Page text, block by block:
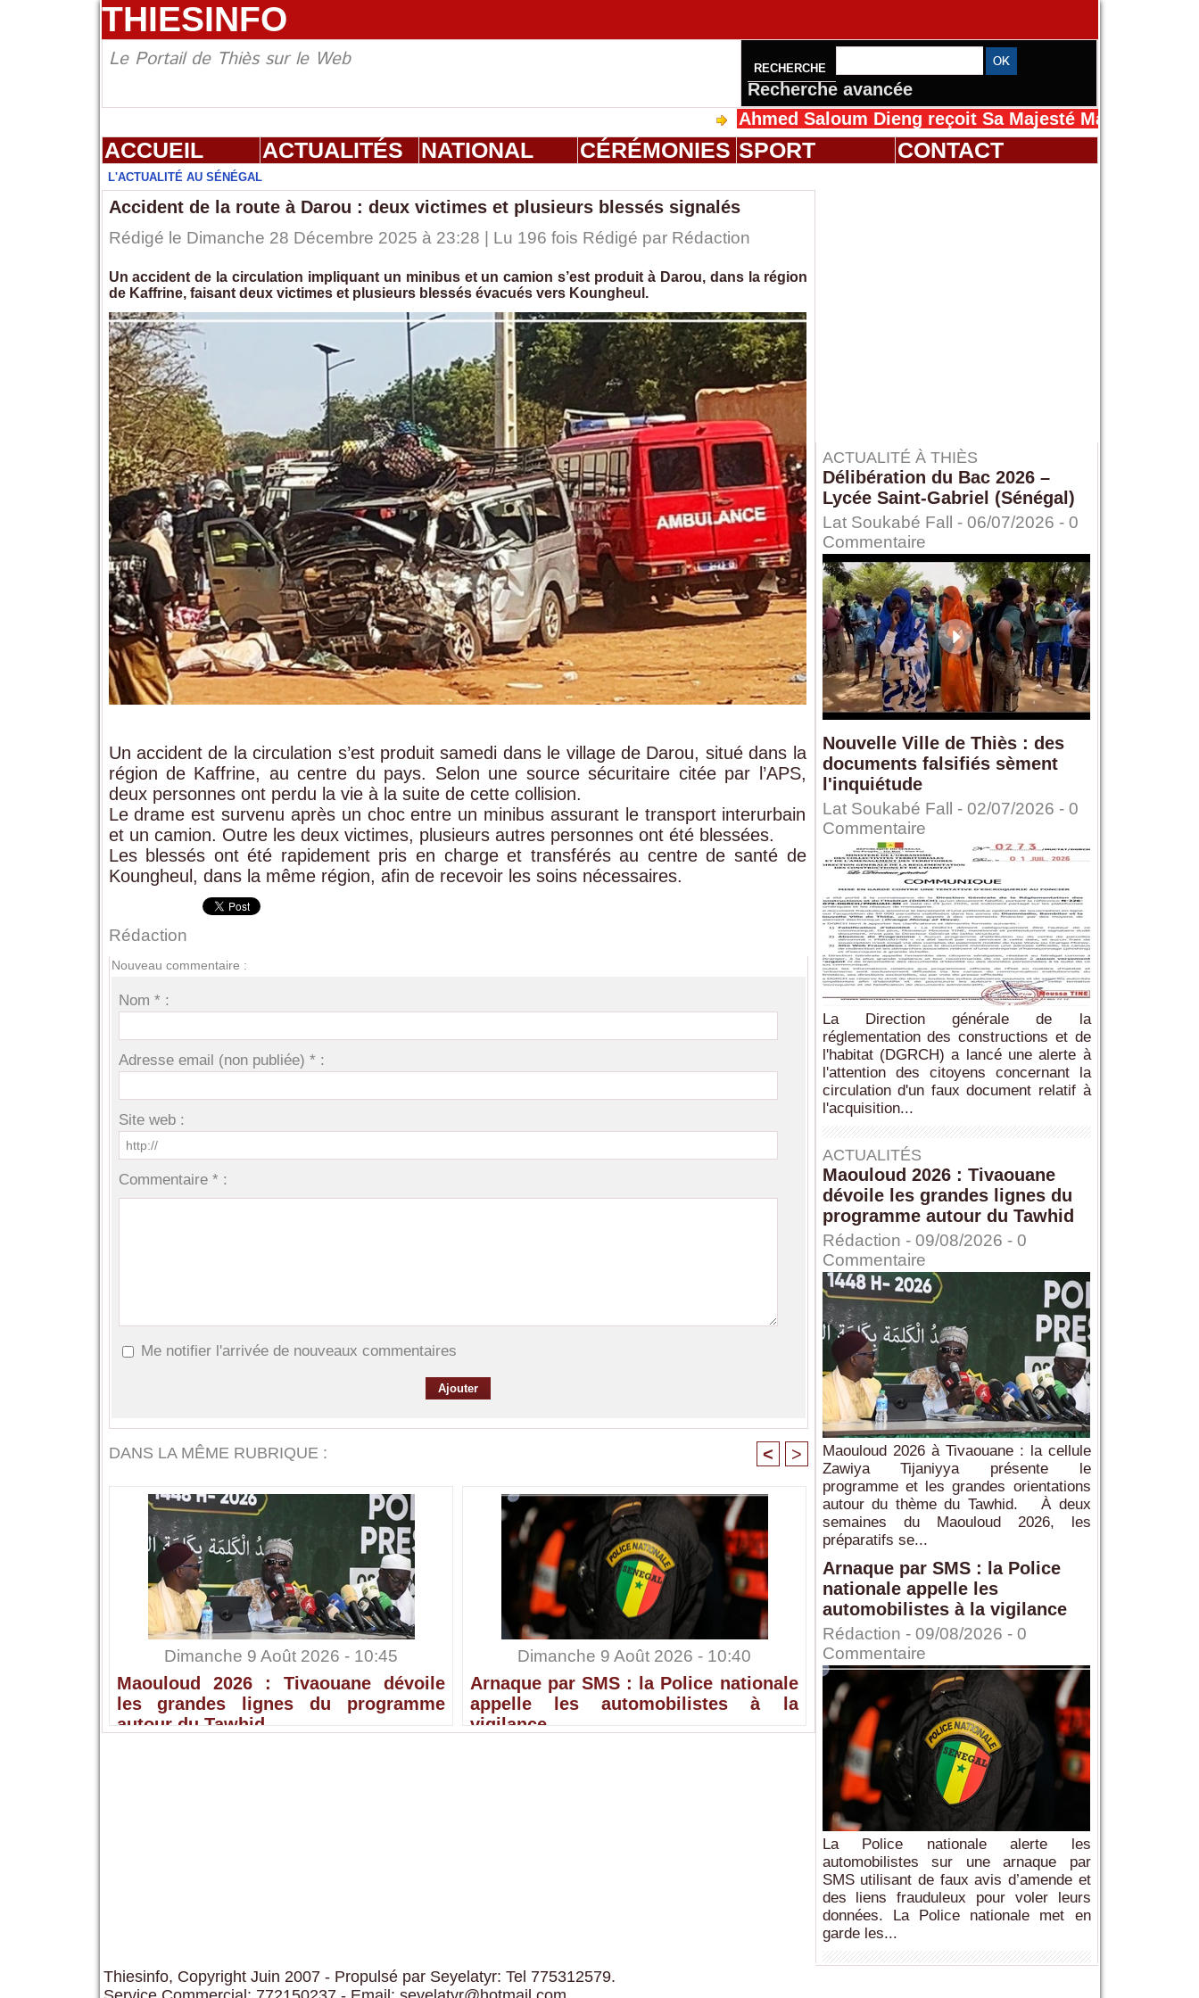
THIESINFO
Le Portail de Thiès sur le Web RECHERCHE
Recherche avancée
Ahmed Saloum Dieng reçoit Sa Majesté Mansah Cissé au
ACCUEIL ACTUALITÉS NATIONAL CÉRÉMONIES SPORT CONTACT
L'ACTUALITÉ AU SÉNÉGAL
Accident de la route à Darou : deux victimes et plusieurs blessés signalés
Rédigé le Dimanche 28 Décembre 2025 à 23:28 | Lu 196 fois Rédigé par Rédaction
Un accident de la circulation impliquant un minibus et un camion s’est produit à Darou, dans la région
de Kaffrine, faisant deux victimes et plusieurs blessés évacués vers Koungheul.
Un accident de la circulation s’est produit samedi dans le village de Darou, situé dans la
région de Kaffrine, au centre du pays. Selon une source sécuritaire citée par l’APS,
deux personnes ont perdu la vie à la suite de cette collision.
Le drame est survenu après un choc entre un minibus assurant le transport interurbain
et un camion. Outre les deux victimes, plusieurs autres personnes ont été blessées.
Les blessés ont été rapidement pris en charge et transférés au centre de santé de
Koungheul, dans la même région, afin de recevoir les soins nécessaires.
Rédaction
Nouveau commentaire :
Nom * :
Adresse email (non publiée) * :
Site web :
Commentaire * :
Me notifier l'arrivée de nouveaux commentaires
DANS LA MÊME RUBRIQUE : < >
Dimanche 9 Août 2026 - 10:45
Maouloud 2026 : Tivaouane dévoile
les grandes lignes du programme
autour du Tawhid
Dimanche 9 Août 2026 - 10:40
Arnaque par SMS : la Police nationale
appelle les automobilistes à la
vigilance
ACTUALITÉ À THIÈS
Délibération du Bac 2026 –
Lycée Saint-Gabriel (Sénégal)
Lat Soukabé Fall - 06/07/2026 - 0
Commentaire
Nouvelle Ville de Thiès : des
documents falsifiés sèment
l'inquiétude
Lat Soukabé Fall - 02/07/2026 - 0
Commentaire
La Direction générale de la
réglementation des constructions et de
l'habitat (DGRCH) a lancé une alerte à
l'attention des citoyens concernant la
circulation d'un faux document relatif à
l'acquisition...
ACTUALITÉS
Maouloud 2026 : Tivaouane
dévoile les grandes lignes du
programme autour du Tawhid
Rédaction - 09/08/2026 - 0
Commentaire
Maouloud 2026 à Tivaouane : la cellule
Zawiya Tijaniyya présente le
programme et les grandes orientations
autour du thème du Tawhid. À deux
semaines du Maouloud 2026, les
préparatifs se...
Arnaque par SMS : la Police
nationale appelle les
automobilistes à la vigilance
Rédaction - 09/08/2026 - 0
Commentaire
La Police nationale alerte les
automobilistes sur une arnaque par
SMS utilisant de faux avis d’amende et
des liens frauduleux pour voler leurs
données. La Police nationale met en
garde les...
Thiesinfo, Copyright Juin 2007 - Propulsé par Seyelatyr: Tel 775312579.